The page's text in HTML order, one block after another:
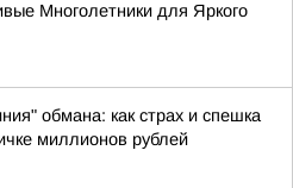
Многолетники для Яркого
обмана: как страх и спешка
миллионов рублей